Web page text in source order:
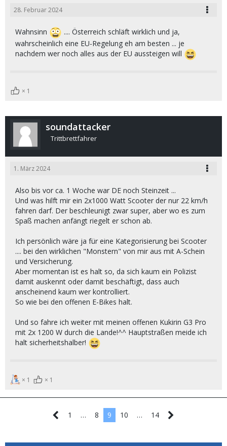
28. Februar 2024
Wahnsinn
.... Österreich schläft wirklich und ja,
wahrscheinlich eine EU-Regelung eh am besten ... je
nachdem wer noch alles aus der EU aussteigen will
1
soundattacker
Trittbrettfahrer
1. März 2024
Also bis vor ca. 1 Woche war DE noch Steinzeit ...
Und was hilft mir ein 2x1000 Watt Scooter der nur 22 km/h
fahren darf. Der beschleunigt zwar super, aber wo es zum
Spaß machen anfängt riegelt er schon ab.
Ich persönlich wäre ja für eine Kategorisierung bei Scooter
.... bei den wirklichen "Monstern" von mir aus mit A-Schein
und Versicherung.
Aber momentan ist es halt so, da sich kaum ein Polizist
damit auskennt oder damit beschäftigt, dass auch
anscheinend kaum wer kontrolliert.
So wie bei den offenen E-Bikes halt.
Und so fahre ich weiter mit meinen offenen Kukirin G3 Pro
mit 2x 1200 W durch die Lande!^^ Hauptstraßen meide ich
halt sicherheitshalber!
1 1
1 … 8 9 10 … 14